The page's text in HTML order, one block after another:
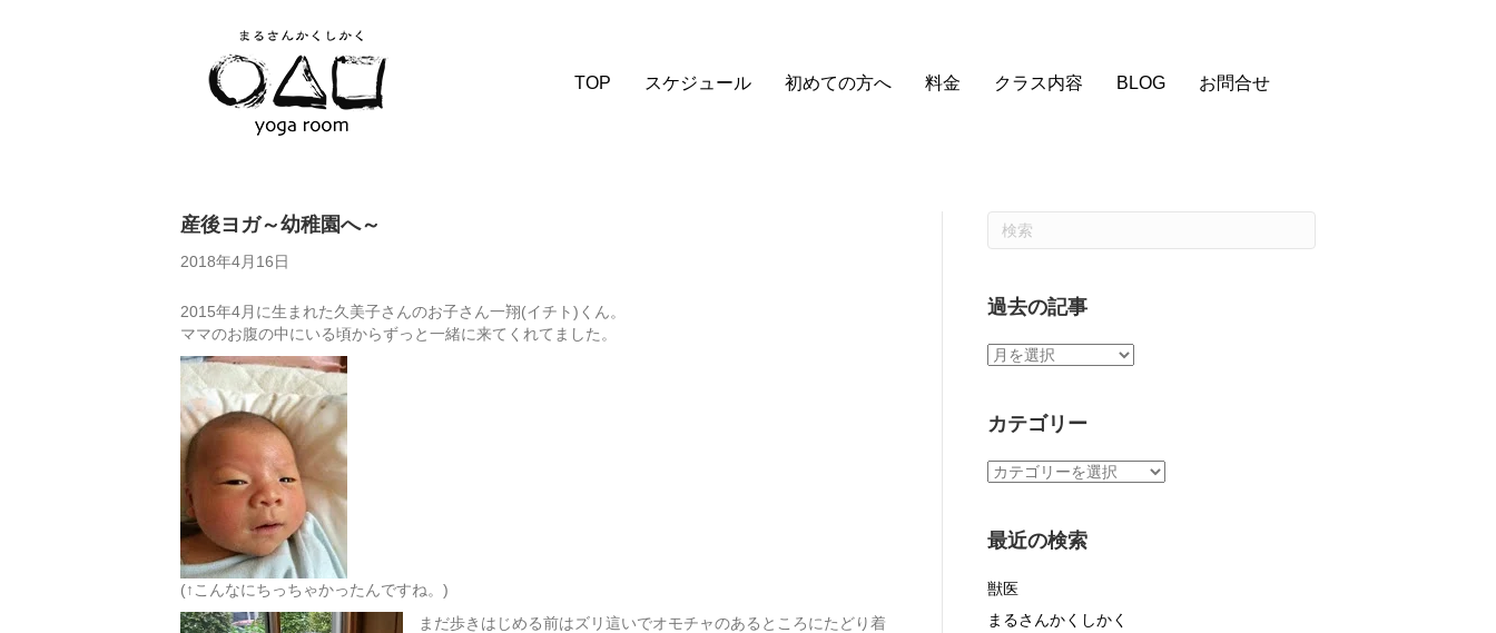
TOP スケジュール 初めての方へ 料金 クラス内容 BLOG お問合せ
産後ヨガ～幼稚園へ～
2018年4月16日
2015年4月に生まれた久美子さんのお子さん一翔(イチト)くん。
ママのお腹の中にいる頃からずっと一緒に来てくれてました。
(↑こんなにちっちゃかったんですね。)
まだ歩きはじめる前はズリ這いでオモチャのあるところにたどり着
過去の記事
過
記
カテゴリー
カ
リ
最近の検索
獣医
まるさんかくしかく